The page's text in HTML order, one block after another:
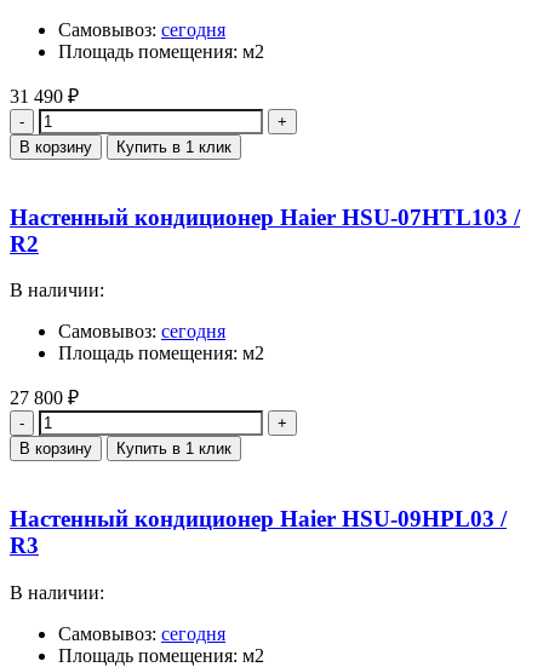
Самовывоз: сегодня
Площадь помещения: м2
31 490 ₽
Количество
В корзину Купить в 1 клик
Настенный кондиционер Haier HSU-07HTL103 /
R2
В наличии:
Самовывоз: сегодня
Площадь помещения: м2
27 800 ₽
Количество
В корзину Купить в 1 клик
Настенный кондиционер Haier HSU-09HPL03 /
R3
В наличии:
Самовывоз: сегодня
Площадь помещения: м2